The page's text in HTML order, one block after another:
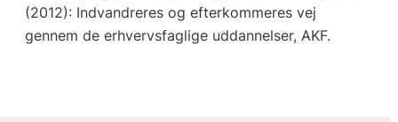
(2012): Indvandreres og efterkommeres vej
gennem de erhvervsfaglige uddannelser, AKF.